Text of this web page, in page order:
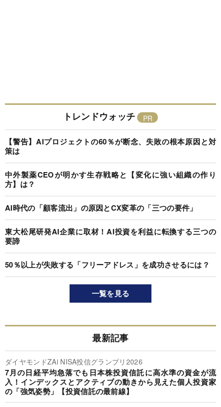
トレンドウォッチ
【警告】AIプロジェクトの60％が断念、失敗の根本原因と対
策は
中外製薬CEOが明かす生存戦略と【変化に強い組織の作り
方】は？
AI時代の「顧客流出」の原因とCX変革の「三つの要件」
東大松尾研発AI企業に取材！AI投資を利益に転換する三つの
要諦
50％以上が失敗する「フリーアドレス」を成功させるには？
一覧を見る
最新記事
ダイヤモンドZAi NISA投信グランプリ2026
7月の日経平均急落でも日本株投資信託に高水準の資金が流
入！インデックスとアクティブの動きから見えた個人投資家
の「強気姿勢」【投資信託の最前線】